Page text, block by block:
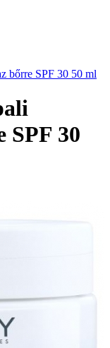
bőrre SPF 30 50 ml
SPF 30